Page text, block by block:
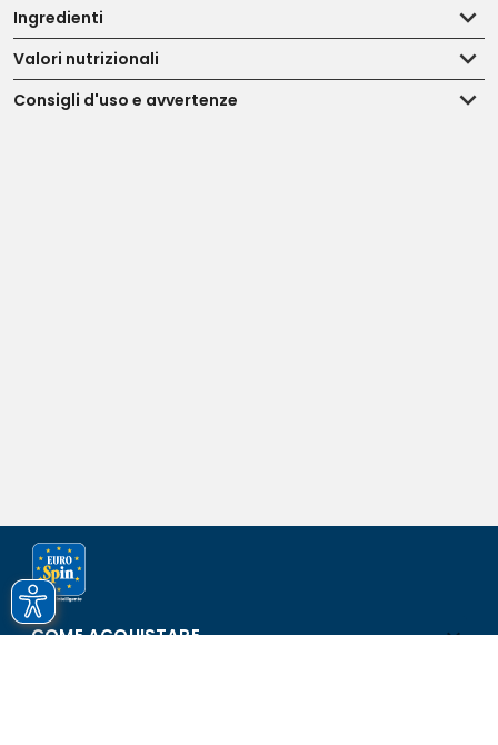
Ingredienti
Valori nutrizionali
Consigli d'uso e avvertenze
COME ACQUISTARE